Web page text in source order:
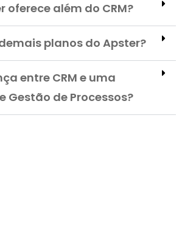
oferece além do CRM?
planos do Apster?
entre CRM e uma
Gestão de Processos?